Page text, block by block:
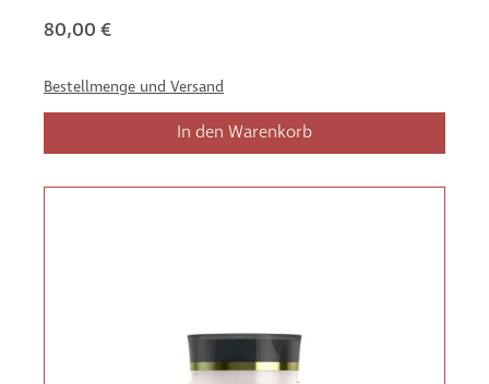
80,00 €
Bestellmenge und Versand
In den Warenkorb